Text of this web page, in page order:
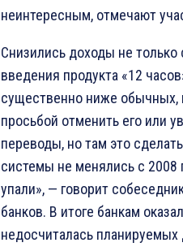
неинтересным, отмечают
Снизились доходы не только
введения продукта «12
существенно ниже обычных,
просьбой отменить его или
переводы, но там это
системы не менялись с 2008
упали», — говорит
банков. В итоге банкам
недосчиталась